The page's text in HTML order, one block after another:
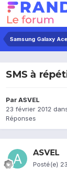
Samsung Galaxy
SMS à
ParASVEL
23 février 2012
Réponses
ASVEL
Posté(e)